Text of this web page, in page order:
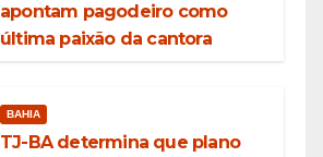
apontam pagodeiro como
última paixão da cantora
BAHIA
TJ-BA determina que plano